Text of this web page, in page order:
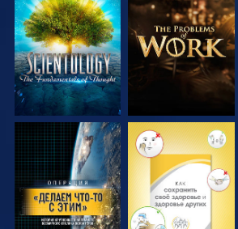
СМОТРЕТЬ
ПЕРЕДАЧИ
СМОТРЕТЬ
ПЕРЕДАЧИ
СМОТРЕТЬ СМОТРЕТЬ